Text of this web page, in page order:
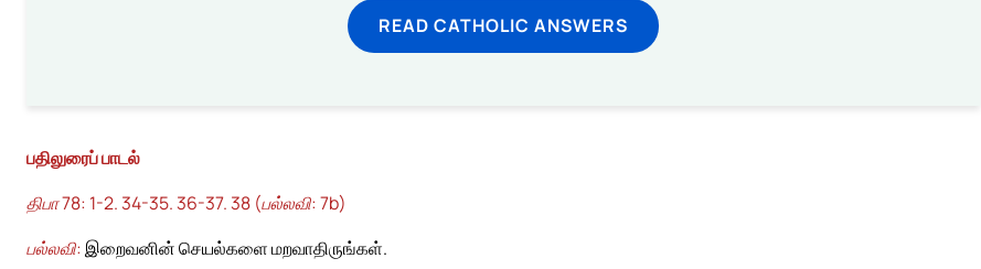
READ CATHOLIC ANSWERS
பதிலுரைப் பாடல்
திபா 78: 1-2. 34-35. 36-37. 38 (பல்லவி: 7b)
பல்லவி:இறைவனின் செயல்களை மறவாதிருங்கள்.